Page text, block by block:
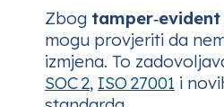
Zbog tamper‑evident
mogu provjeriti da
izmjena. To
SOC 2, ISO 27001 i